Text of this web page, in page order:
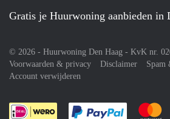
Gratis je Huurwoning aanbieden in
© 2026 - Huurwoning Den Haag - KvK nr.
Voorwaarden & privacy
Disclaimer
Spam
Account verwijderen
Je rekent